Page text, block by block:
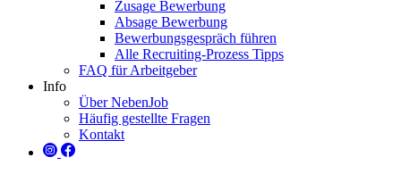
Zusage Bewerbung
Absage Bewerbung
Bewerbungsgespräch führen
Alle Recruiting-Prozess Tipps
FAQ für Arbeitgeber
Info
Über NebenJob
Häufig gestellte Fragen
Kontakt